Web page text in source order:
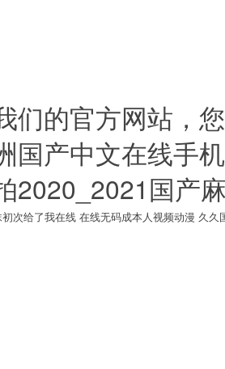
们的官方网站，
国产中文在线手
2020_2021国产
次给了我在线 在线无码成本人视频动漫 久久